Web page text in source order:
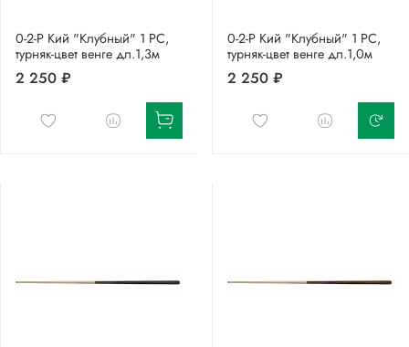
0-2-Р Кий "Клубный" 1 РС,
турняк-цвет венге дл.1,3м
2 250 ₽
0-2-Р Кий "Клубный" 1 РС,
турняк-цвет венге дл.1,0м
2 250 ₽